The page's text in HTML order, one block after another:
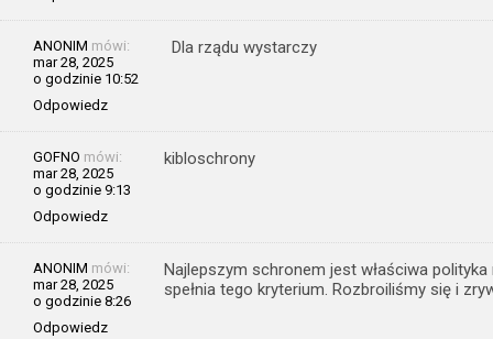
ANONIM mówi:
mar 28, 2025
o godzinie 10:52
Odpowiedz
Dla rządu wystarczy
GOFNO mówi:
mar 28, 2025
o godzinie 9:13
Odpowiedz
kibloschrony
ANONIM mówi:
mar 28, 2025
o godzinie 8:26
Odpowiedz
Najlepszym schronem jest właściwa
spełnia tego kryterium. Rozbroiliśmy się i